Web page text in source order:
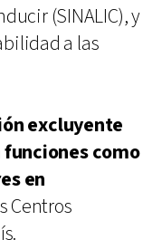
(SINALIC), y
a las
excluyente
como
en
Centros